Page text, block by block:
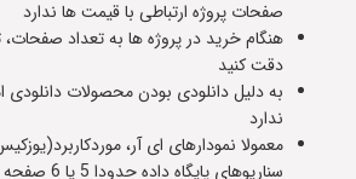
صفحات پروژه ارتباطی با قیمت ها ندارد
هنگام خرید در پروژه ها به تعداد صفحات،
دقت کنید
به دلیل دانلودی بودن محصولات دانلودی
ندارد
سناریوهای